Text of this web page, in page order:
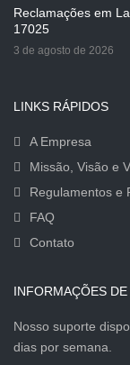
Reclamações em
17025
3 de agosto de 2026
LINKS RÁPIDOS
A Empresa
Missão, Visão e
Regulamentos e
FAQ
Contato
INFORMAÇÕES
Nosso suporte
dias por semana.